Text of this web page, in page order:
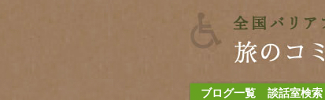
ブログ一覧 談話室検索